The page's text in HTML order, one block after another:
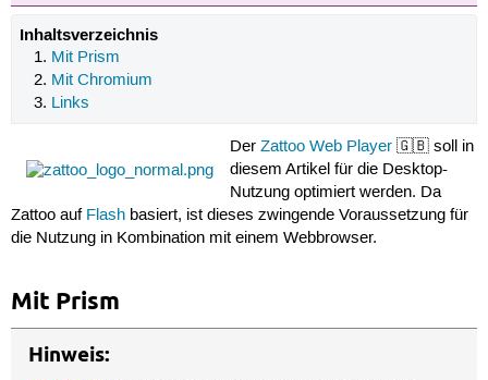
Inhaltsverzeichnis
Mit Prism
Mit Chromium
Links
DerZattoo Web Player 🇬🇧 soll in
diesem Artikel für die Desktop-
Nutzung optimiert werden. Da
Zattoo auf Flashbasiert, ist dieses zwingende Voraussetzung für
die Nutzung in Kombination mit einem Webbrowser.
Mit Prism
Hinweis: